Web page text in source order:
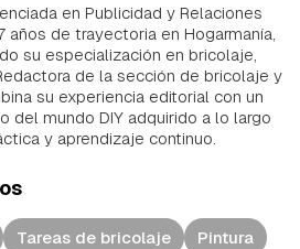
en Publicidad y Relaciones
años de trayectoria en Hogarmanía,
su especialización en bricolaje,
de la sección de bricolaje y
su experiencia editorial con un
del mundo DIY adquirido a lo largo
y aprendizaje continuo.
Tareas de bricolaje Pintura